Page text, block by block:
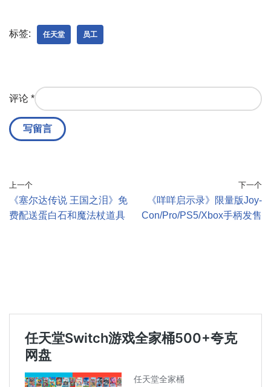
标签: 任天堂 员工
评论 *
上一个
《塞尔达传说 王国之泪》免
费配送蛋白石和魔法杖道具
下一个
《咩咩启示录》限量版Joy-
Con/Pro/PS5/Xbox手柄发售